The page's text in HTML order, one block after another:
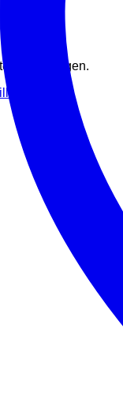
i varukorgen.
butiken